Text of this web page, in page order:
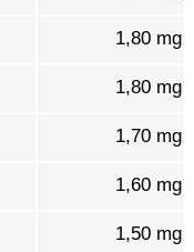
1,80 mg
1,80 mg
1,70 mg
1,60 mg
1,50 mg